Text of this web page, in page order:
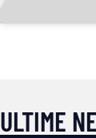
ULTIME